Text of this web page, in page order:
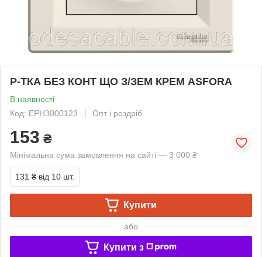
Р-ТКА БЕЗ КОНТ ЩО З/ЗЕМ КРЕМ ASFORA
В наявності
Код: EPH3000123
Опт і роздріб
153 ₴
Мінімальна сума замовлення на сайті — 3 000 ₴
131 ₴ від 10 шт.
Купити
або
Купити з